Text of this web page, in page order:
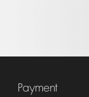
Payment